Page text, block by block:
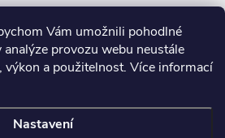
Vám umožnili pohodlné
provozu webu neustále
výkon a použitelnost. Více informací
Nastavení